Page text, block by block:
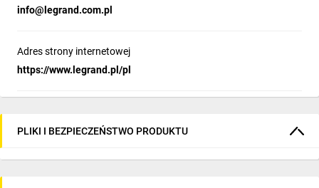
info@legrand.com.pl
Adres strony internetowej
https://www.legrand.pl/pl
PLIKI I BEZPIECZEŃSTWO PRODUKTU